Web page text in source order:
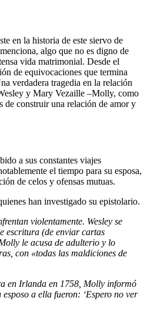
en la historia de este siervo de
algo que no es digno de
vida matrimonial. Desde el
de equivocaciones que termina
verdadera tragedia en la relación
y Mary Vezaille –Molly, como
de construir una relación de amor y
a sus constantes viajes
el tiempo para su esposa,
de celos y ofensas mutuas.
han investigado su epistolario.
violentamente. Wesley se
escritura (de enviar cartas
le acusa de adulterio y lo
con «todas las maldiciones de
en Irlanda en 1758, Molly informó
a ella fueron: ‘Espero no ver